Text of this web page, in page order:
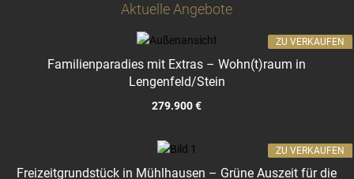
Aktuelle Angebote
Familienparadies mit Extras – Wohn(t)raum in
Lengenfeld/Stein
279.900 €
ZU VERKAUFEN
Freizeitgrundstück in Mühlhausen – Grüne Auszeit für die
ZU VERKAUFEN